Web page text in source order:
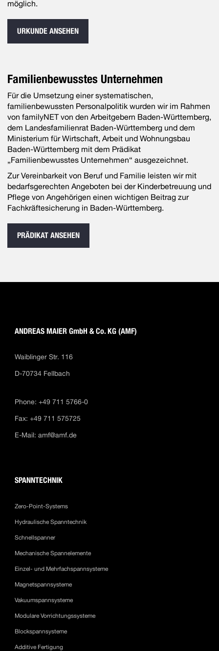
möglich.
URKUNDE ANSEHEN
Familienbewusstes Unternehmen
Für die Umsetzung einer systematischen,
familienbewussten Personalpolitik wurden wir im Rahmen
von familyNET von den Arbeitgebern Baden-Württemberg,
dem Landesfamilienrat Baden-Württemberg und dem
Ministerium für Wirtschaft, Arbeit und Wohnungsbau
Baden-Württemberg mit dem Prädikat
„Familienbewusstes Unternehmen“ ausgezeichnet.
Zur Vereinbarkeit von Beruf und Familie leisten wir mit
bedarfsgerechten Angeboten bei der Kinderbetreuung und
Pflege von Angehörigen einen wichtigen Beitrag zur
Fachkräftesicherung in Baden-Württemberg.
PRÄDIKAT ANSEHEN
ANDREAS MAIER GmbH & Co. KG (AMF)
Waiblinger Str. 116
D-70734 Fellbach
Phone: +49 711 5766-0
Fax: +49 711 575725
E-Mail: amf@amf.de
SPANNTECHNIK
Zero-Point-Systems
Hydraulische Spanntechnik
Schnellspanner
Mechanische Spannelemente
Einzel- und Mehrfachspannsysteme
Magnetspannsysteme
Vakuumspannsysteme
Modulare Vorrichtungssysteme
Blockspannsysteme
Additive Fertigung